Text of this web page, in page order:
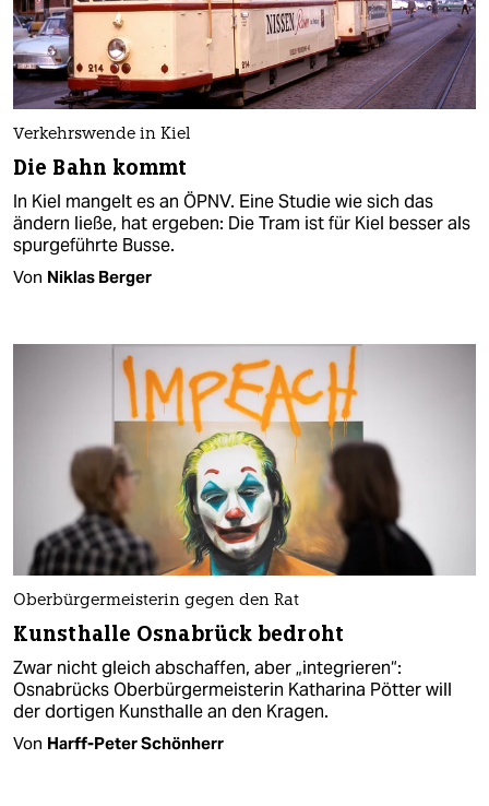
Verkehrswende in Kiel
Die Bahn kommt
In Kiel mangelt es an ÖPNV. Eine Studie wie sich das
ändern ließe, hat ergeben: Die Tram ist für Kiel besser als
spurgeführte Busse.
Von Niklas Berger
Oberbürgermeisterin gegen den Rat
Kunsthalle Osnabrück bedroht
Zwar nicht gleich abschaffen, aber „integrieren“:
Osnabrücks Oberbürgermeisterin Katharina Pötter will
der dortigen Kunsthalle an den Kragen.
Von Harff-Peter Schönherr